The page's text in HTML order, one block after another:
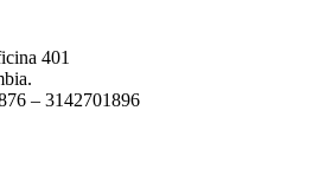
401
– 3142701896